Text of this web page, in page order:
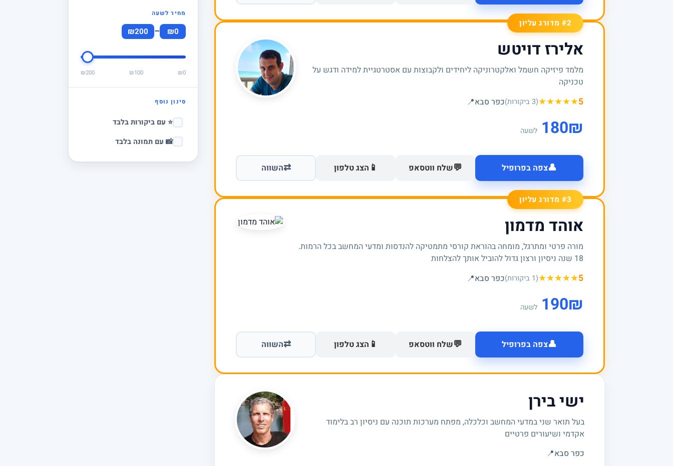
מחיר לשעה
₪0
–
₪200
₪0
₪100
₪200
סינון נוסף
⭐ עם ביקורות בלבד
📸 עם תמונה בלבד
#2 מדורג עליון
אלירז דויטש
מלמד פיזיקה חשמל ואלקטרוניקה ליחידים ולקבוצות עם אסטרטגיית למידה ודגש על
טכניקה
(3 ביקורות)★★★★★5 כפר סבא📍
₪
180 לשעה
👤צפה בפרופיל 💬שלח ווטסאפ 📱 הצג טלפון ⇄השווה
#3 מדורג עליון
אוהד מדמון
מורה פרטי ומתרגל, מומחה בהוראת קורסי מתמטיקה להנדסות ומדעי המחשב בכל הרמות.
18 שנה ניסיון ורצון גדול להוביל אותך להצלחות
(1 ביקורות)★★★★★5 כפר סבא📍
₪
190 לשעה
👤צפה בפרופיל 💬שלח ווטסאפ 📱 הצג טלפון ⇄השווה
ישי בירן
בעל תואר שני במדעי המחשב וכלכלה, מפתח מערכות תוכנה עם ניסיון רב בלימוד
אקדמי ושיעורים פרטיים
כפר סבא📍